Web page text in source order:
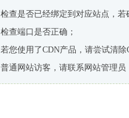
检查是否已经绑定到对应站点，
检查端口是否正确；
若您使用了CDN产品，请尝试清除
普通网站访客，请联系网站管理员